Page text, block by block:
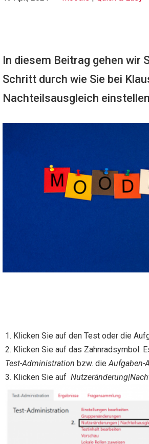
In diesem Beitrag gehen wir
Schritt durch wie Sie bei
Nachteilsausgleich
1. Klicken Sie auf den Test oder die
2. Klicken Sie auf das Zahnradsymbol.
Test-Administration bzw. dieAufgaben-
3. Klicken Sie auf Nutz